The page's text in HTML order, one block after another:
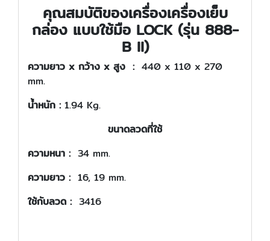
คุณสมบัติของเครื่องเครื่องเย็บ
กล่อง แบบใช้มือ LOCK (รุ่น 888-
B II)
ความยาว x กว้าง x สูง : 440 x 110 x 270
mm.
น้ำหนัก : 1.94 Kg.
ขนาดลวดที่ใช้
ความหนา : 34 mm.
ความยาว : 16, 19 mm.
ใช้กับลวด : 3416